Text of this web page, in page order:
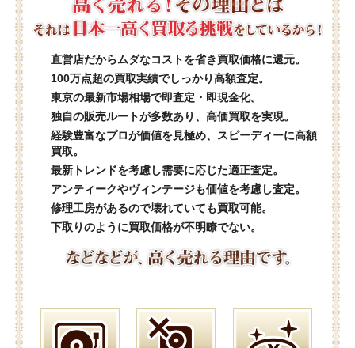
直営店だからムダなコストを省き買取価格に還元。
100万点超の買取実績でしっかり高額査定。
東京の最新市場相場で即査定・即現金化。
独自の販売ルートが多数あり、高価買取を実現。
経験豊富なプロが価値を見極め、スピーディーに高額
買取。
最新トレンドを考慮し需要に応じた適正査定。
アンティークやヴィンテージも価値を考慮し査定。
修理工房があるので壊れていても買取可能。
下取りのように買取価格が不明瞭でない。